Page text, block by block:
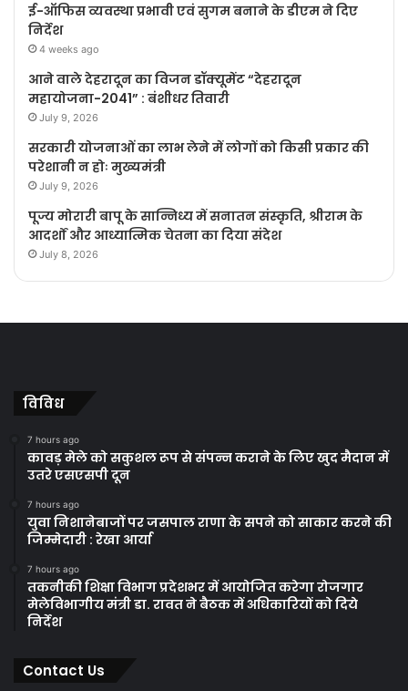
ई-ऑफिस व्यवस्था प्रभावी एवं सुगम बनाने के डीएम ने दिए
निर्देश
4 weeks ago
आने वाले देहरादून का विजन डॉक्यूमेंट “देहरादून
महायोजना-2041” : बंशीधर तिवारी
July 9, 2026
सरकारी योजनाओं का लाभ लेने में लोगों को किसी प्रकार की
परेशानी न होः मुख्यमंत्री
July 9, 2026
पूज्य मोरारी बापू के सान्निध्य में सनातन संस्कृति, श्रीराम के
आदर्शों और आध्यात्मिक चेतना का दिया संदेश
July 8, 2026
विविध
7 hours ago
कावड़ मेले को सकुशल रूप से संपन्न कराने के लिए खुद मैदान में
उतरे एसएसपी दून
7 hours ago
युवा निशानेबाजों पर जसपाल राणा के सपने को साकार करने की
जिम्मेदारी : रेखा आर्या
7 hours ago
तकनीकी शिक्षा विभाग प्रदेशभर में आयोजित करेगा रोजगार
मेलेविभागीय मंत्री डा. रावत ने बैठक में अधिकारियों को दिये
निर्देश
Contact Us